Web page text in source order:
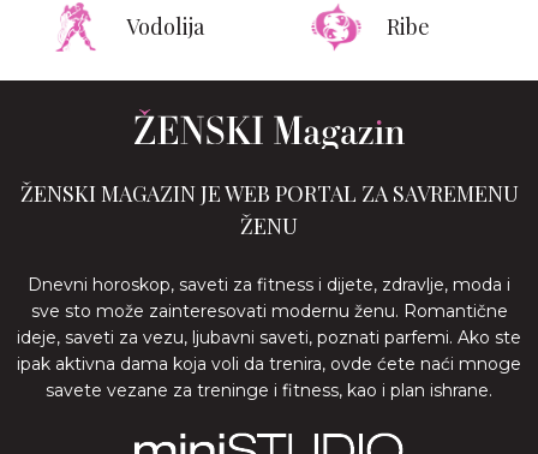
Vodolija Ribe
ŽENSKI MAGAZIN JE WEB PORTAL ZA SAVREMENU
ŽENU
Dnevni horoskop, saveti za fitness i dijete, zdravlje, moda i
sve sto može zainteresovati modernu ženu. Romantične
ideje, saveti za vezu, ljubavni saveti, poznati parfemi. Ako ste
ipak aktivna dama koja voli da trenira, ovde ćete naći mnoge
savete vezane za treninge i fitness, kao i plan ishrane.